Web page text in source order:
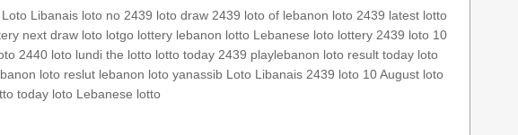
Loto Libanais loto no 2439 loto draw 2439 loto of lebanon loto 2439 latest lotto
next draw loto lotgo lottery lebanon lotto Lebanese loto lottery 2439 loto 10
2440 loto lundi the lotto lotto today 2439 playlebanon loto result today loto
loto reslut lebanon loto yanassib Loto Libanais 2439 loto 10 August loto
today loto Lebanese lotto